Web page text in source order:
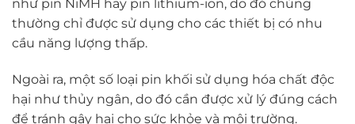
như pin NiMH hay pin lithium-ion, do đó chúng
thường chỉ được sử dụng cho các thiết bị có nhu
cầu năng lượng thấp.
Ngoài ra, một số loại pin khối sử dụng hóa chất độc
hại như thủy ngân, do đó cần được xử lý đúng cách
để tránh gây hại cho sức khỏe và môi trường.